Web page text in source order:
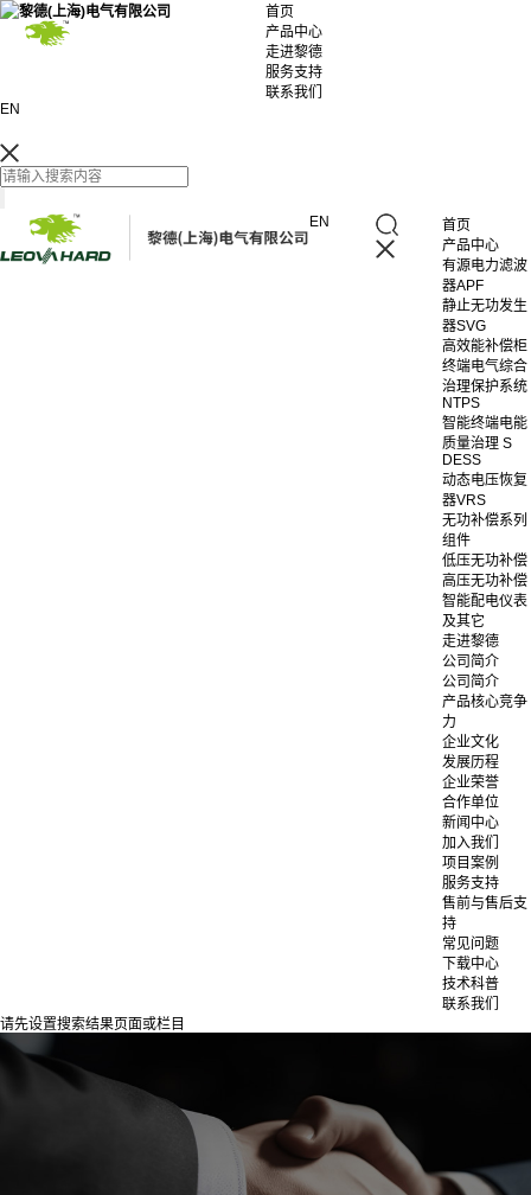
首页
产品中心
走进黎德
服务支持
联系我们
EN
EN
首页
产品中心
有源电力滤波
器APF
静止无功发生
器SVG
高效能补偿柜
终端电气综合
治理保护系统
NTPS
智能终端电能
质量治理 S
DESS
动态电压恢复
器VRS
无功补偿系列
组件
低压无功补偿
高压无功补偿
智能配电仪表
及其它
走进黎德
公司简介
公司简介
产品核心竞争
力
企业文化
发展历程
企业荣誉
合作单位
新闻中心
加入我们
项目案例
服务支持
售前与售后支
持
常见问题
下载中心
技术科普
联系我们
请先设置搜索结果页面或栏目